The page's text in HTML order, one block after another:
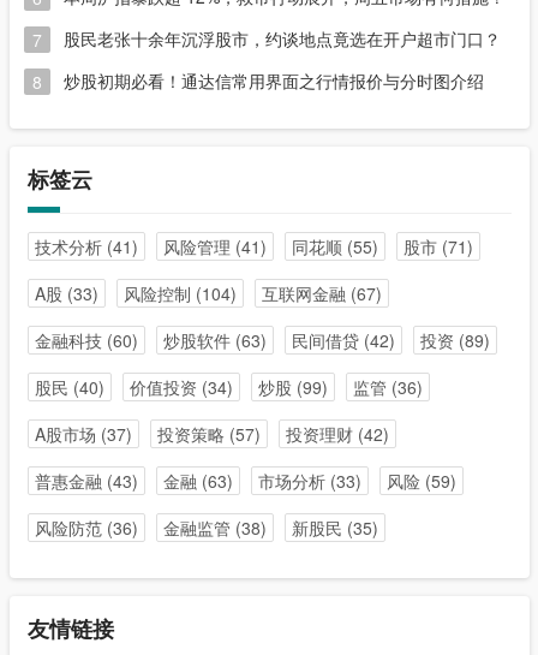
7
股民老张十余年沉浮股市，约谈地点竟选在开户超市门口？
8
炒股初期必看！通达信常用界面之行情报价与分时图介绍
标签云
技术分析(41) 风险管理 (41) 同花顺(55) 股市(71)
A股 (33) 风险控制 (104) 互联网金融 (67)
金融科技(60) 炒股软件(63) 民间借贷(42) 投资 (89)
股民 (40) 价值投资 (34) 炒股 (99) 监管 (36)
A股市场 (37) 投资策略 (57) 投资理财(42)
普惠金融 (43) 金融 (63) 市场分析(33) 风险(59)
风险防范(36) 金融监管 (38) 新股民 (35)
友情链接